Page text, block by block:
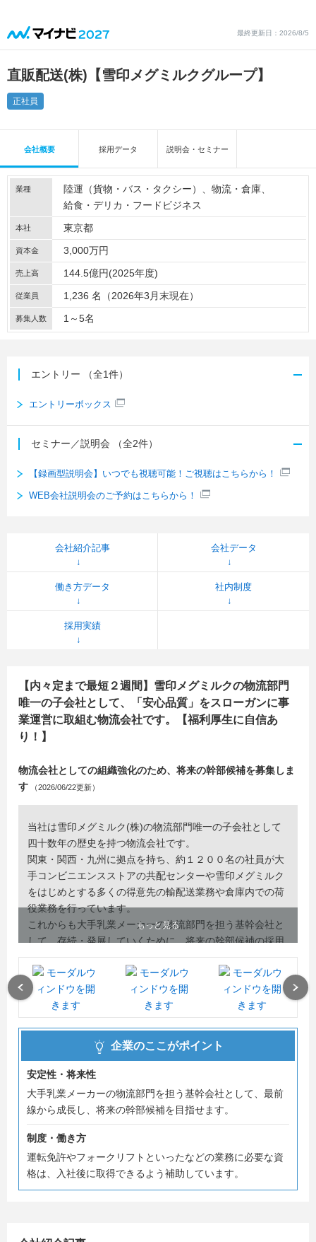
最終更新日：2026/8/5
直販配送(株)【雪印メグミルクグループ】
正社員
会社概要 採用データ 説明会・セミナー
業種 陸運（貨物・バス・タクシー）
物流・倉庫
給食・デリカ・フードビジネス
本社 東京都
資本金 3,000万円
売上高 144.5億円(2025年度)
従業員 1,236 名（2026年3月末現在）
募集人数 1～5名
エントリー （全1件）
エントリーボックス
セミナー／説明会 （全2件）
【録画型説明会】いつでも視聴可能！ご視聴はこちらから！
WEB会社説明会のご予約はこちらから！
会社紹介記事 会社データ
働き方データ 社内制度
採用実績
【内々定まで最短２週間】雪印メグミルクの物流部門
唯一の子会社として、「安心品質」をスローガンに事
業運営に取組む物流会社です。【福利厚生に自信あ
り！】
物流会社としての組織強化のため、将来の幹部候補を募集しま
す （2026/06/22更新）
当社は雪印メグミルク(株)の物流部門唯一の子会社として
四十数年の歴史を持つ物流会社です。
関東・関西・九州に拠点を持ち、約１２００名の社員が大
手コンビニエンスストアの共配センターや雪印メグミルク
をはじめとする多くの得意先の輸配送業務や倉庫内での荷
役業務を行っています。
これからも大手乳業メーカーの物流部門を担う基幹会社と
して、存続・発展していくために、将来の幹部候補の採用
を始めました。是非、私たちと一緒に働いてみませんか。
もっと見る
企業のここがポイント
安定性・将来性
大手乳業メーカーの物流部門を担う基幹会社として、最前
線から成長し、将来の幹部候補を目指せます。
制度・働き方
運転免許やフォークリフトといったなどの業務に必要な資
格は、入社後に取得できるよう補助しています。